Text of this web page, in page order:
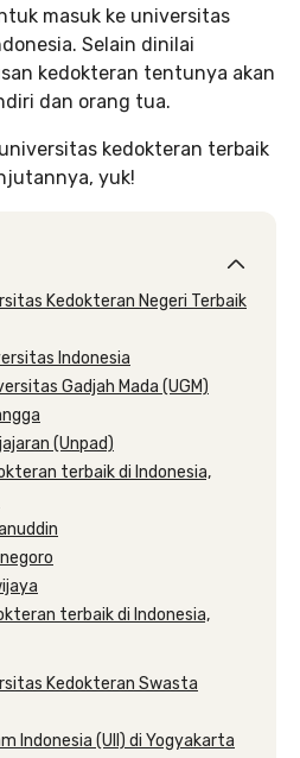
masuk ke universitas
Selain dinilai
kedokteran tentunya akan
dan orang tua.
kedokteran terbaik
yuk!
Kedokteran Negeri Terbaik
Indonesia
Gadjah Mada (UGM)
(Unpad)
terbaik di Indonesia,
terbaik di Indonesia,
Kedokteran Swasta
Indonesia (UII) di Yogyakarta